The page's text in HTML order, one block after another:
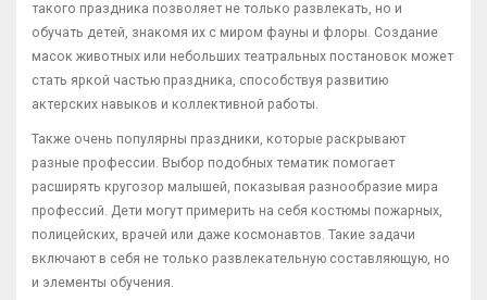
такого праздника позволяет не только развлекать, но и
обучать детей, знакомя их с миром фауны и флоры. Создание
масок животных или небольших театральных постановок может
стать яркой частью праздника, способствуя развитию
актерских навыков и коллективной работы.
Также очень популярны праздники, которые раскрывают
разные профессии. Выбор подобных тематик помогает
расширять кругозор малышей, показывая разнообразие мира
профессий. Дети могут примерить на себя костюмы пожарных,
полицейских, врачей или даже космонавтов. Такие задачи
включают в себя не только развлекательную составляющую, но
и элементы обучения.